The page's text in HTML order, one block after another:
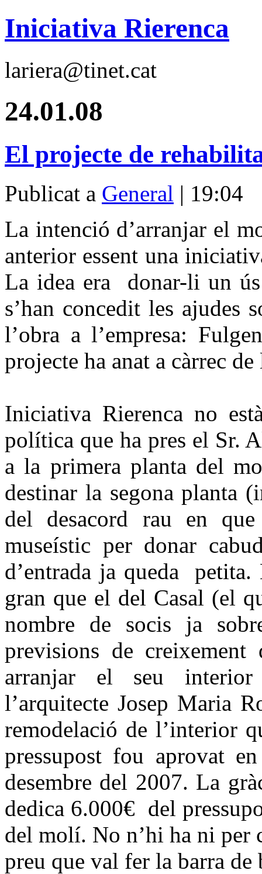
Iniciativa Rierenca
lariera@tinet.cat
24.01.08
El projecte de
Publicat a General | 19:04
La intenció d’arranjar el
anterior essent una
La idea era donar-li un
s’han concedit les ajudes
l’obra a l’empresa:
projecte ha anat a càrrec
Iniciativa Rierenca no
política que ha pres el Sr.
a la primera planta del
destinar la segona planta
del desacord rau en
museístic per donar
d’entrada ja queda
gran que el del Casal (el
nombre de socis ja
previsions de
arranjar el seu
l’arquitecte Josep Maria
remodelació de l’interior
pressupost fou aprovat
desembre del 2007. La
dedica 6.000€ del
del molí. No n’hi ha ni per
preu que val fer la barra